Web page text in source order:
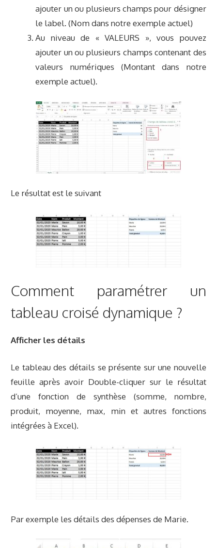
ajouter un ou plusieurs champs pour désigner
le label. (Nom dans notre exemple actuel)
Au niveau de « VALEURS », vous pouvez
ajouter un ou plusieurs champs contenant des
valeurs numériques (Montant dans notre
exemple actuel).
Le résultat est le suivant
Comment paramétrer un
tableau croisé dynamique ?
Afficher les détails
Le tableau des détails se présente sur une nouvelle
feuille après avoir Double-cliquer sur le résultat
d’une fonction de synthèse (somme, nombre,
produit, moyenne, max, min et autres fonctions
intégrées à Excel).
Par exemple les détails des dépenses de Marie.